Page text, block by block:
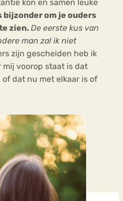
kon en samen leuke
bijzonder om je ouders
zien. De eerste kus van
man zal ik niet
zijn gescheiden heb ik
mij voorop staat is dat
dat nu met elkaar is of